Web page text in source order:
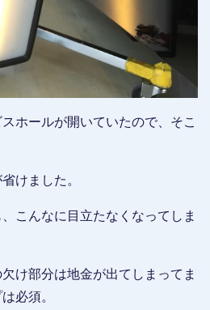
ホールが開いていたので、そこ
けました。
こんなに目立たなくなってしま
け部分は地金が出てしまってま
必須。